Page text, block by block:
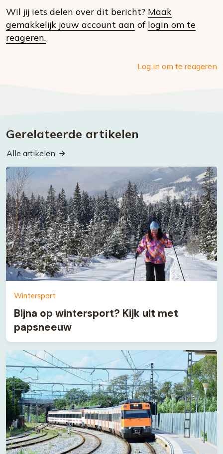
social
Wil jij iets delen over dit bericht? Maak
gemakkelijk jouw account aan of login om te
reageren.
Log in om te reageren
Gerelateerde artikelen
Alle artikelen
Wintersport
Bijna op wintersport? Kijk uit met
papsneeuw